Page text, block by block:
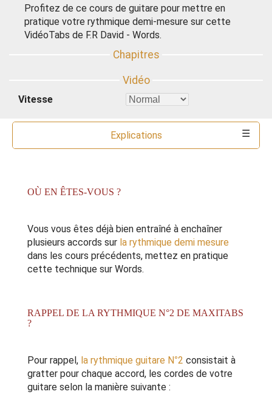
Profitez de ce cours de guitare pour mettre en
pratique votre rythmique demi-mesure sur cette
VidéoTabs de F.R David - Words.
Vitesse
Explications
OÙ EN ÊTES-VOUS ?
Vous vous êtes déjà bien entraîné à enchaîner
plusieurs accords sur la rythmique demi mesure
dans les cours précédents, mettez en pratique
cette technique sur Words.
RAPPEL DE LA RYTHMIQUE N°2 DE MAXITABS
?
Pour rappel, la rythmique guitare N°2 consistait à
gratter pour chaque accord, les cordes de votre
guitare selon la manière suivante :